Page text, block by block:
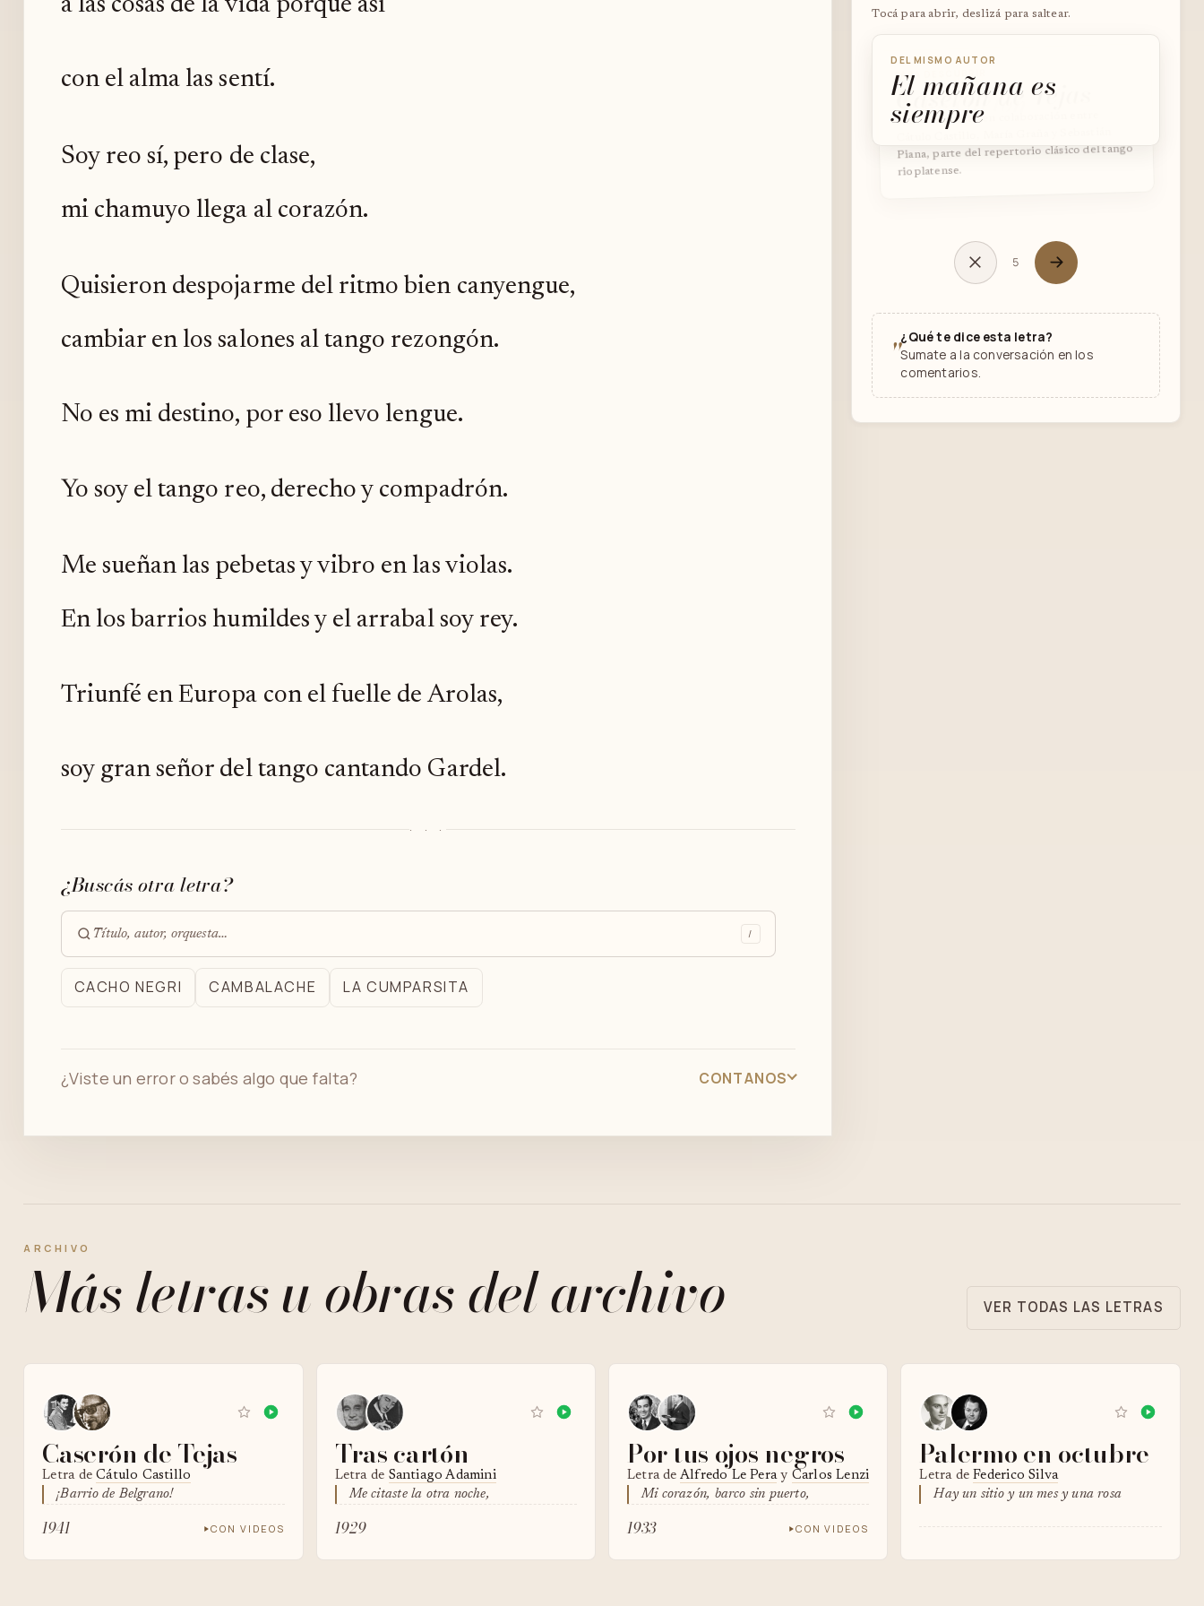
a las cosas de la vida porque así
con el alma las sentí.
Soy reo sí, pero de clase,
mi chamuyo llega al corazón.
Quisieron despojarme del ritmo bien canyengue,
cambiar en los salones al tango rezongón.
No es mi destino, por eso llevo lengue.
Yo soy el tango reo, derecho y compadrón.
Me sueñan las pebetas y vibro en las violas.
En los barrios humildes y el arrabal soy rey.
Triunfé en Europa con el fuelle de Arolas,
soy gran señor del tango cantando Gardel.
· · ·
¿Buscás otra letra?
Buscar
en
/
CACHO NEGRI CAMBALACHE LA CUMPARSITA
¿Viste un error o sabés algo que falta? CONTANOS
Tocá para abrir, deslizá para saltear.
DEL MISMO AUTOR
El mañana es
siempre
PARA DESCUBRIR
Caserón de Tejas
Vals compuesto en colaboración entre
Cátulo Castillo, María Graña y Sebastián
Piana, parte del repertorio clásico del tango
rioplatense.
PARA DESCUBRIR
Tras cartón
5
"¿Qué te dice esta letra?
Sumate a la conversación en los
comentarios.
ARCHIVO
Más letras u obras del archivo VER TODAS LAS LETRAS
Caserón de Tejas
Letra deCátulo Castillo
¡Barrio de Belgrano!
1941 CON VIDEOS
Tras cartón
Letra de Santiago Adamini
Me citaste la otra noche,
1929
Por tus ojos negros
Letra de Alfredo Le Peray Carlos Lenzi
Mi corazón, barco sin puerto,
1933 CON VIDEOS
Palermo en octubre
Letra deFederico Silva
Hay un sitio y un mes y una rosa